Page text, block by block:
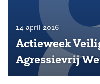
14 april 2016
Actieweek
Agressievrij